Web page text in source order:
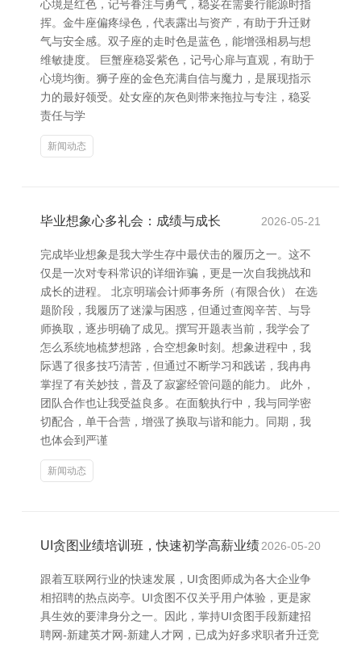
心境是红色，记号眷注与勇气，稳妥在需要行能源时指
挥。金牛座偏疼绿色，代表露出与资产，有助于升迁财
气与安全感。双子座的走时色是蓝色，能增强相易与想
维敏捷度。 巨蟹座稳妥紫色，记号心扉与直观，有助于
心境均衡。狮子座的金色充满自信与魔力，是展现指示
力的最好领受。处女座的灰色则带来拖拉与专注，稳妥
责任与学
新闻动态
毕业想象心多礼会：成绩与成长 2026-05-21
完成毕业想象是我大学生存中最伏击的履历之一。这不
仅是一次对专科常识的详细诈骗，更是一次自我挑战和
成长的进程。 北京明瑞会计师事务所（有限合伙） 在选
题阶段，我履历了迷濛与困惑，但通过查阅辛苦、与导
师换取，逐步明确了成见。撰写开题表当前，我学会了
怎么系统地梳梦想路，合空想象时刻。想象进程中，我
际遇了很多技巧清苦，但通过不断学习和践诺，我冉冉
掌捏了有关妙技，普及了寂寥经管问题的能力。 此外，
团队合作也让我受益良多。在面貌执行中，我与同学密
切配合，单干合营，增强了换取与谐和能力。同期，我
也体会到严谨
新闻动态
UI贪图业绩培训班，快速初学高薪业绩2026-05-20
跟着互联网行业的快速发展，UI贪图师成为各大企业争
相招聘的热点岗亭。UI贪图不仅关乎用户体验，更是家
具生效的要津身分之一。因此，掌持UI贪图手段新建招
聘网-新建英才网-新建人才网，已成为好多求职者升迁竞